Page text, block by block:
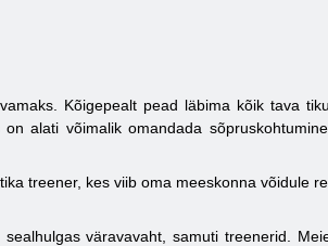
Kõigepealt pead läbima kõik tava
alati võimalik omandada
treener, kes viib oma meeskonna võidule
väravavaht, samuti treenerid.